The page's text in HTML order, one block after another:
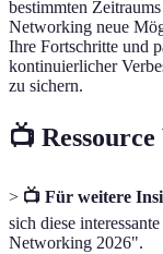
bestimmten
Networking neue
Ihre Fortschritte und
kontinuierlicher
zu sichern.
📺
> 📺 Für weitere
sich diese
Networking 2026".